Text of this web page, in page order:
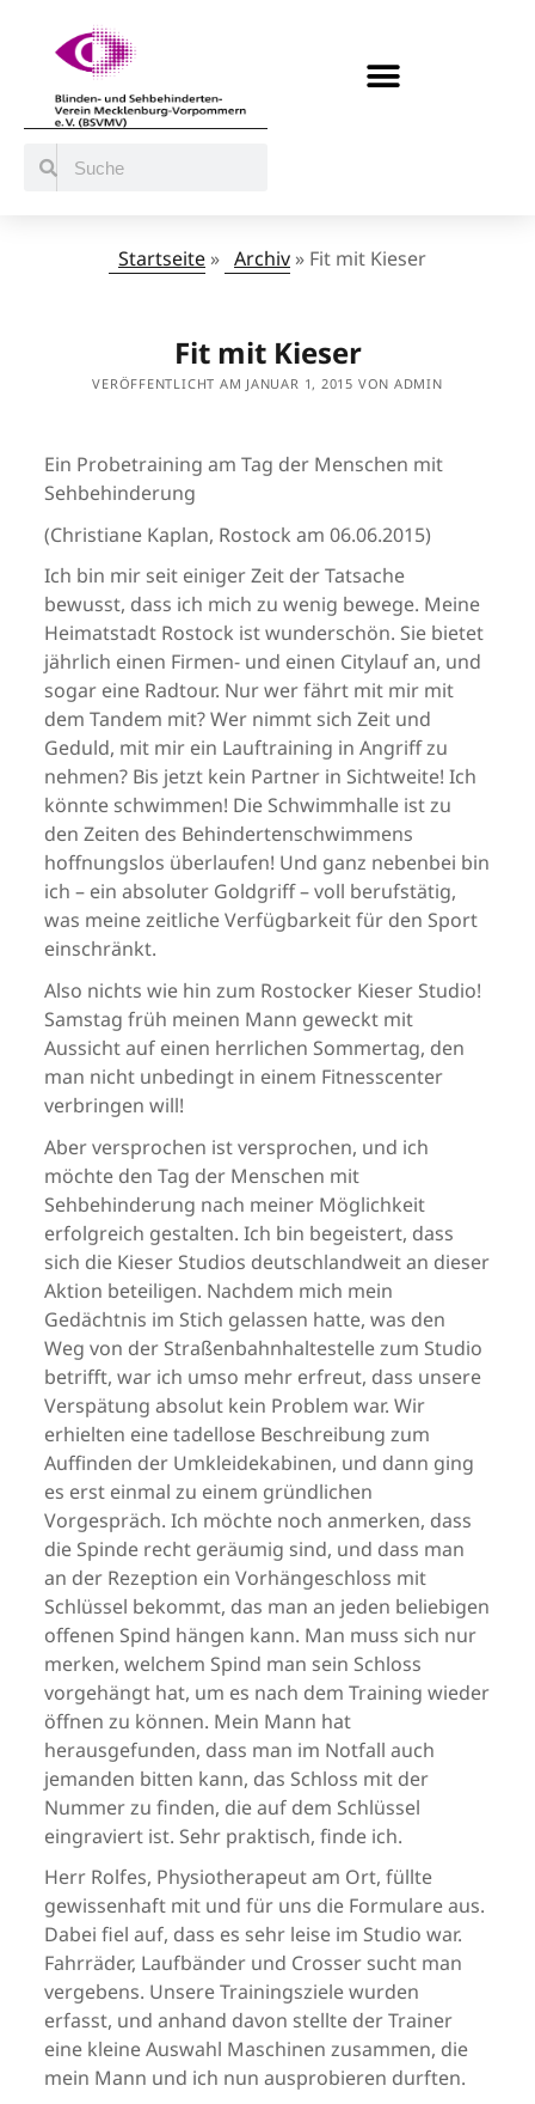
Startseite » Archiv » Fit mit Kieser
Fit mit Kieser
VERÖFFENTLICHT AM JANUAR 1, 2015 VON ADMIN
Ein Probetraining am Tag der Menschen mit
Sehbehinderung
(Christiane Kaplan, Rostock am 06.06.2015)
Ich bin mir seit einiger Zeit der Tatsache
bewusst, dass ich mich zu wenig bewege. Meine
Heimatstadt Rostock ist wunderschön. Sie bietet
jährlich einen Firmen- und einen Citylauf an, und
sogar eine Radtour. Nur wer fährt mit mir mit
dem Tandem mit? Wer nimmt sich Zeit und
Geduld, mit mir ein Lauftraining in Angriff zu
nehmen? Bis jetzt kein Partner in Sichtweite! Ich
könnte schwimmen! Die Schwimmhalle ist zu
den Zeiten des Behindertenschwimmens
hoffnungslos überlaufen! Und ganz nebenbei bin
ich – ein absoluter Goldgriff – voll berufstätig,
was meine zeitliche Verfügbarkeit für den Sport
einschränkt.
Also nichts wie hin zum Rostocker Kieser Studio!
Samstag früh meinen Mann geweckt mit
Aussicht auf einen herrlichen Sommertag, den
man nicht unbedingt in einem Fitnesscenter
verbringen will!
Aber versprochen ist versprochen, und ich
möchte den Tag der Menschen mit
Sehbehinderung nach meiner Möglichkeit
erfolgreich gestalten. Ich bin begeistert, dass
sich die Kieser Studios deutschlandweit an dieser
Aktion beteiligen. Nachdem mich mein
Gedächtnis im Stich gelassen hatte, was den
Weg von der Straßenbahnhaltestelle zum Studio
betrifft, war ich umso mehr erfreut, dass unsere
Verspätung absolut kein Problem war. Wir
erhielten eine tadellose Beschreibung zum
Auffinden der Umkleidekabinen, und dann ging
es erst einmal zu einem gründlichen
Vorgespräch. Ich möchte noch anmerken, dass
die Spinde recht geräumig sind, und dass man
an der Rezeption ein Vorhängeschloss mit
Schlüssel bekommt, das man an jeden beliebigen
offenen Spind hängen kann. Man muss sich nur
merken, welchem Spind man sein Schloss
vorgehängt hat, um es nach dem Training wieder
öffnen zu können. Mein Mann hat
herausgefunden, dass man im Notfall auch
jemanden bitten kann, das Schloss mit der
Nummer zu finden, die auf dem Schlüssel
eingraviert ist. Sehr praktisch, finde ich.
Herr Rolfes, Physiotherapeut am Ort, füllte
gewissenhaft mit und für uns die Formulare aus.
Dabei fiel auf, dass es sehr leise im Studio war.
Fahrräder, Laufbänder und Crosser sucht man
vergebens. Unsere Trainingsziele wurden
erfasst, und anhand davon stellte der Trainer
eine kleine Auswahl Maschinen zusammen, die
mein Mann und ich nun ausprobieren durften.